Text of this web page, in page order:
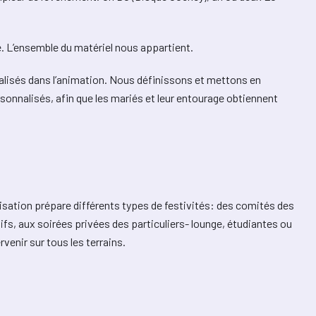
du matériel nous appartient.
dans l’animation. Nous définissons et mettons en
afin que les mariés et leur entourage obtiennent
prépare différents types de festivités: des comités des
aux soirées privées des particuliers- lounge, étudiantes ou
sur tous les terrains.